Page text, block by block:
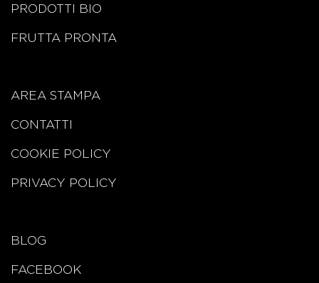
PRODOTTI BIO
FRUTTA PRONTA
AREA STAMPA
CONTATTI
COOKIE POLICY
PRIVACY POLICY
BLOG
FACEBOOK